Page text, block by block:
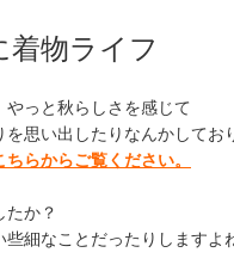
物ライフ
やっと秋らしさを感じて
思い出したりなんかしてお
ちらからご覧ください。
か？
細なことだったりしますよ